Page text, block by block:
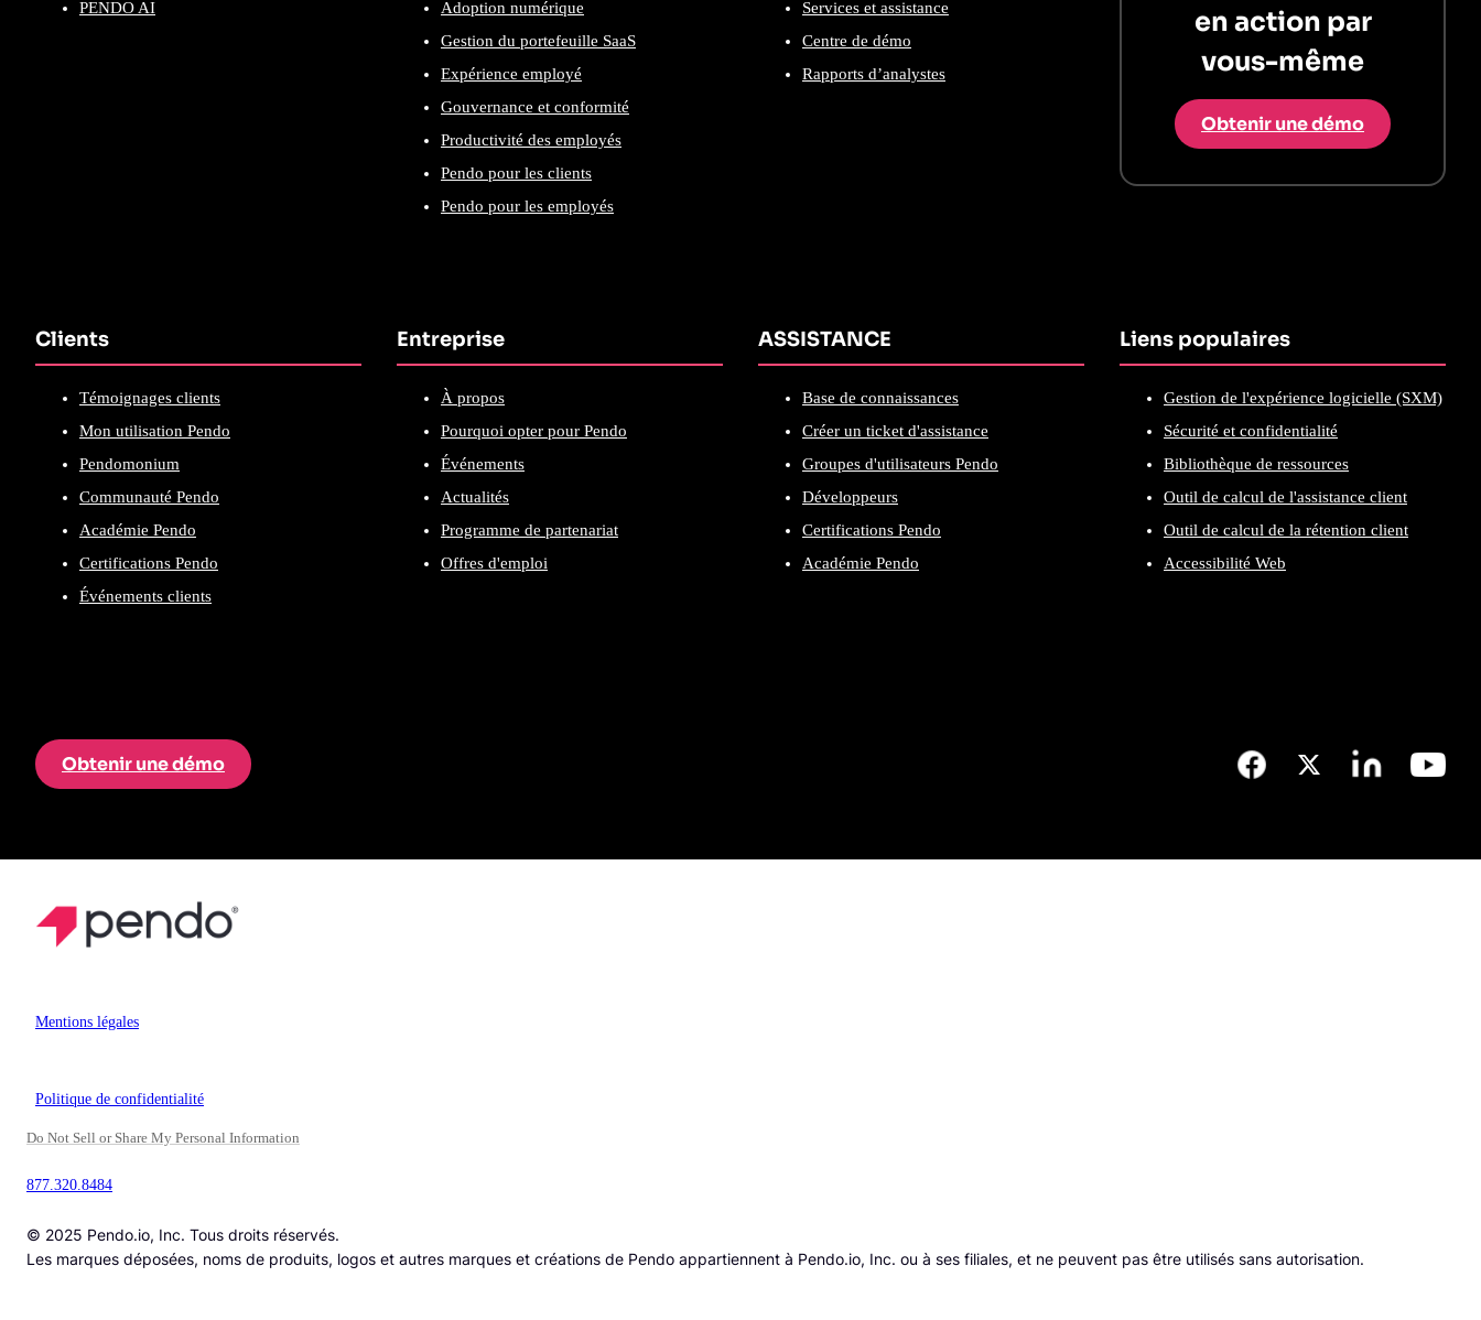
PENDO AI
Adoption numérique
Gestion du portefeuille SaaS
Expérience employé
Gouvernance et conformité
Productivité des employés
Pendo pour les clients
Pendo pour les employés
Services et assistance
Centre de démo
Rapports d’analystes
en action par
vous-même
Obtenir une démo
Clients
Témoignages clients
Mon utilisation Pendo
Pendomonium
Communauté Pendo
Académie Pendo
Certifications Pendo
Événements clients
Entreprise
À propos
Pourquoi opter pour Pendo
Événements
Actualités
Programme de partenariat
Offres d'emploi
ASSISTANCE
Base de connaissances
Créer un ticket d'assistance
Groupes d'utilisateurs Pendo
Développeurs
Certifications Pendo
Académie Pendo
Liens populaires
Gestion de l'expérience logicielle (SXM)
Sécurité et confidentialité
Bibliothèque de ressources
Outil de calcul de l'assistance client
Outil de calcul de la rétention client
Accessibilité Web
Obtenir une démo
Mentions légales
Politique de confidentialité
Do Not Sell or Share My Personal Information
877.320.8484
© 2025 Pendo.io, Inc. Tous droits réservés.
Les marques déposées, noms de produits, logos et autres marques et créations de Pendo appartiennent à Pendo.io, Inc. ou à ses filiales, et ne peuvent pas être utilisés sans autorisation.